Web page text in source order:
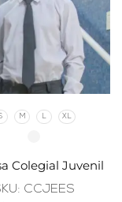
M L XL
Colegial Juvenil
CCJEES